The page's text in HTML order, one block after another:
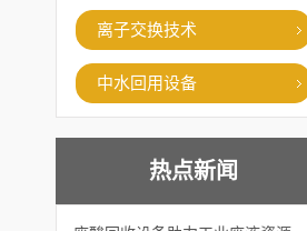
离子交换技术
中水回用设备
热点新闻